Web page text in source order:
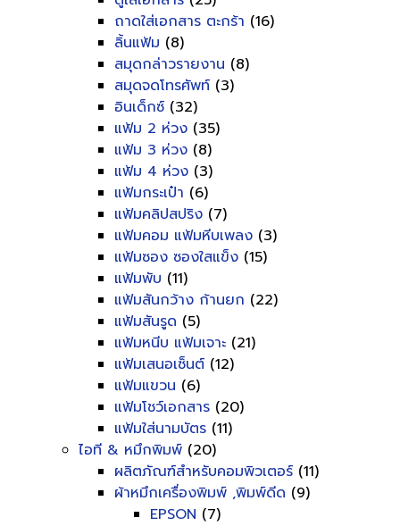
ถาดใส่เอกสาร ตะกร้า (16)
ลิ้นแฟ้ม (8)
สมุดกล่าวรายงาน (8)
สมุดจดโทรศัพท์ (3)
อินเด็กซ์ (32)
แฟ้ม 2 ห่วง (35)
แฟ้ม 3 ห่วง (8)
แฟ้ม 4 ห่วง (3)
แฟ้มกระเป๋า (6)
แฟ้มคลิปสปริง (7)
แฟ้มคอม แฟ้มหีบเพลง (3)
แฟ้มซอง ซองใสแข็ง (15)
แฟ้มพับ (11)
แฟ้มสันกว้าง ก้านยก (22)
แฟ้มสันรูด (5)
แฟ้มหนีบ แฟ้มเจาะ (21)
แฟ้มเสนอเซ็นต์ (12)
แฟ้มแขวน (6)
แฟ้มโชว์เอกสาร (20)
แฟ้มใส่นามบัตร (11)
ไอที & หมึกพิมพ์ (20)
ผลิตภัณฑ์สำหรับคอมพิวเตอร์ (11)
ผ้าหมึกเครื่องพิมพ์ ,พิมพ์ดีด (9)
EPSON (7)